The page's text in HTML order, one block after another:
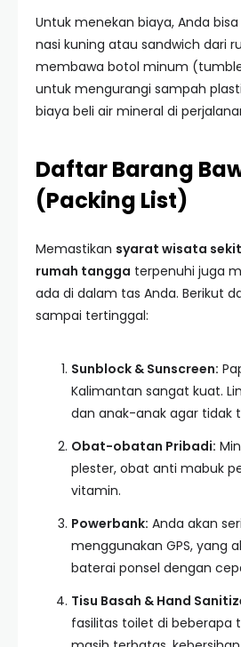
Untuk menekan biaya, Anda
nasi kuning atau sandwich dari
membawa botol minum
untuk mengurangi sampah
biaya beli air mineral di
Daftar Barang
(Packing List)
Memastikan syarat wisata
rumah tangga terpenuhi juga
ada di dalam tas Anda. Berikut
sampai tertinggal:
Sunblock & Sunscreen:
Kalimantan sangat kuat.
dan anak-anak agar tidak
Obat-obatan Pribadi:
plester, obat anti mabuk
vitamin.
Powerbank: Anda akan
menggunakan GPS, yang
baterai ponsel dengan
Tisu Basah & Hand
fasilitas toilet di beberapa